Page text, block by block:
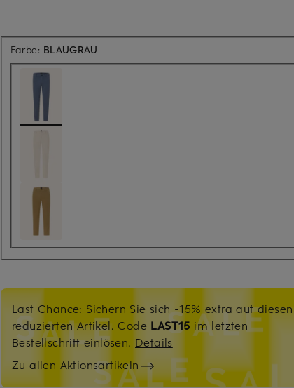
Farbe: BLAUGRAU
Last Chance: Sichern Sie sich -15% extra auf diesen
reduzierten Artikel. Code LAST15 im letzten
Bestellschritt einlösen. Details
Zu allen Aktionsartikeln